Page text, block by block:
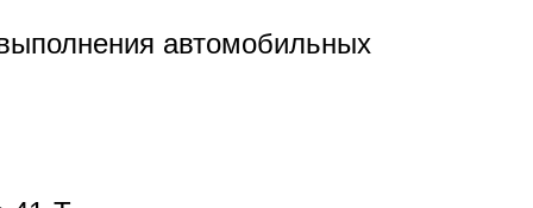
автомобильных